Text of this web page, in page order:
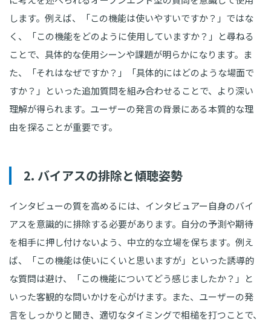
します。例えば、「この機能は使いやすいですか？」ではな
く、「この機能をどのように使用していますか？」と尋ねる
ことで、具体的な使用シーンや課題が明らかになります。ま
た、「それはなぜですか？」「具体的にはどのような場面で
すか？」といった追加質問を組み合わせることで、より深い
理解が得られます。ユーザーの発言の背景にある本質的な理
由を探ることが重要です。
2. バイアスの排除と傾聴姿勢
インタビューの質を高めるには、インタビュアー自身のバイ
アスを意識的に排除する必要があります。自分の予測や期待
を相手に押し付けないよう、中立的な立場を保ちます。例え
ば、「この機能は使いにくいと思いますが」といった誘導的
な質問は避け、「この機能についてどう感じましたか？」と
いった客観的な問いかけを心がけます。また、ユーザーの発
言をしっかりと聞き、適切なタイミングで相槌を打つことで、